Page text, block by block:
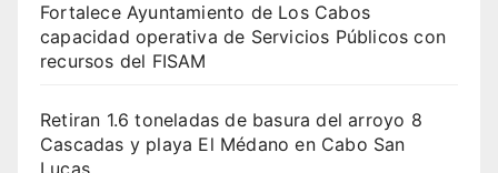
Fortalece Ayuntamiento de Los Cabos
capacidad operativa de Servicios Públicos con
recursos del FISAM
Retiran 1.6 toneladas de basura del arroyo 8
Cascadas y playa El Médano en Cabo San